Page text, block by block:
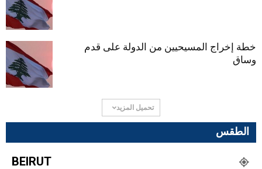
خطة إخراج المسيحيين من الدولة على قدم
وساق
تحميل المزيد
الطقس
BEIRUT